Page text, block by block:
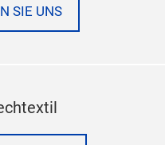
SIE UNS